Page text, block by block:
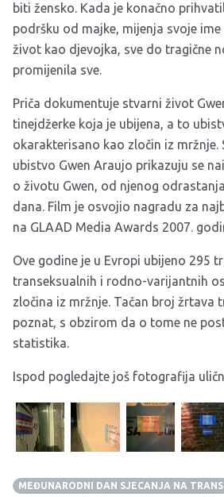
biti žensko. Kada je konačno
podršku od majke, mijenja svoje ime
život kao djevojka, sve do tragične
promijenila sve.
Priča dokumentuje stvarni život
tinejdžerke koja je ubijena, a to
okarakterisano kao zločin iz mržnje.
ubistvo Gwen Araujo prikazuju se
o životu Gwen, od njenog
dana. Film je osvojio nagradu za
na GLAAD Media Awards 2007.
Ove godine je u Evropi ubijeno 295
transeksualnih i rodno-varijantnih
zločina iz mržnje. Tačan broj žrtava
poznat, s obzirom da o tome ne
statistika.
Ispod pogledajte još fotografija
MEĐUNARODNI DAN SJECANJA NA TRANS